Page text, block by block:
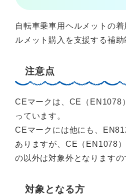
自転車乗車用ヘルメットの
ルメット購入を支援する補助
注意点
CEマークは、CE（EN1078
っています。
CEマークには他にも、
ありますが、CE（EN1078
の以外は対象外となりますの
対象となる方